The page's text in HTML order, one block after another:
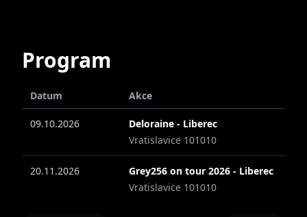
Program
Datum Akce
09.10.2026
Deloraine - Liberec
Vratislavice 101010
20.11.2026
Grey256 on tour 2026 - Liberec
Vratislavice 101010